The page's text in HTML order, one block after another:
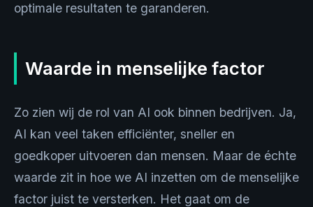
optimale resultaten te garanderen.
Waarde in menselijke factor
Zo zien wij de rol van AI ook binnen bedrijven. Ja,
AI kan veel taken efficiënter, sneller en
goedkoper uitvoeren dan mensen. Maar de échte
waarde zit in hoe we AI inzetten om de menselijke
factor juist te versterken. Het gaat om de